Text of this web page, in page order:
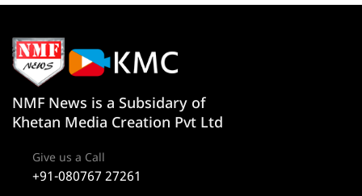
NMF News is a Subsidary of
Khetan Media Creation Pvt Ltd
Give us a Call
+91-080767 27261